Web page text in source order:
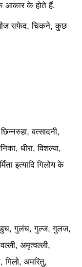
आकार के होते हैं.
सफेद, चिकने, कुछ
वत्सादनी,
धीरा, विशल्या,
इत्यादि गिलोय के
गुलंच, गुल्ज, गुलज,
अमृत्वल्ली,
गिलो, अमरितु,